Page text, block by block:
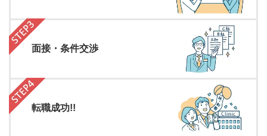
面接・条件交渉
転職成功!!